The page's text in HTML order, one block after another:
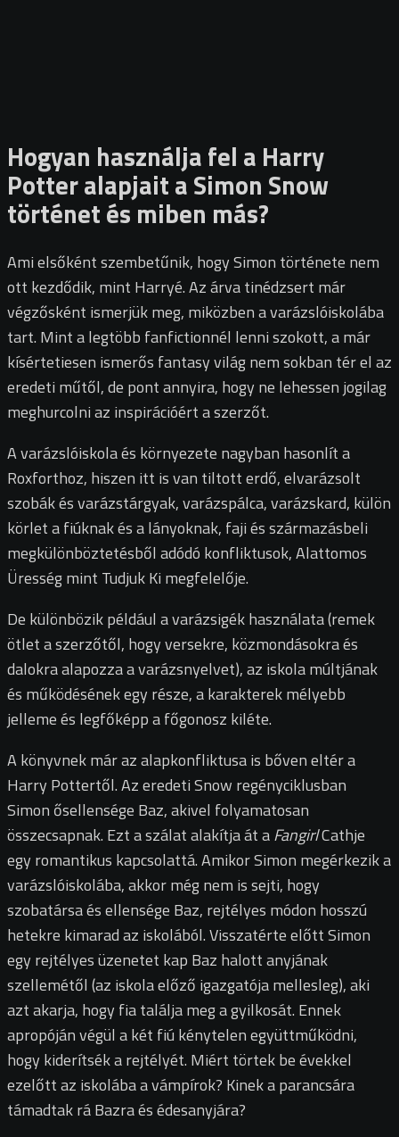
Hogyan használja fel a Harry
Potter alapjait a Simon Snow
történet és miben más?
Ami elsőként szembetűnik, hogy Simon története nem
ott kezdődik, mint Harryé. Az árva tinédzsert már
végzősként ismerjük meg, miközben a varázslóiskolába
tart. Mint a legtöbb fanfictionnél lenni szokott, a már
kísértetiesen ismerős fantasy világ nem sokban tér el az
eredeti műtől, de pont annyira, hogy ne lehessen jogilag
meghurcolni az inspirációért a szerzőt.
A varázslóiskola és környezete nagyban hasonlít a
Roxforthoz, hiszen itt is van tiltott erdő, elvarázsolt
szobák és varázstárgyak, varázspálca, varázskard, külön
körlet a fiúknak és a lányoknak, faji és származásbeli
megkülönböztetésből adódó konfliktusok, Alattomos
Üresség mint Tudjuk Ki megfelelője.
De különbözik például a varázsigék használata (remek
ötlet a szerzőtől, hogy versekre, közmondásokra és
dalokra alapozza a varázsnyelvet), az iskola múltjának
és működésének egy része, a karakterek mélyebb
jelleme és legfőképp a főgonosz kiléte.
A könyvnek már az alapkonfliktusa is bőven eltér a
Harry Pottertől. Az eredeti Snow regényciklusban
Simon ősellensége Baz, akivel folyamatosan
összecsapnak. Ezt a szálat alakítja át aFangirlCathje
egy romantikus kapcsolattá. Amikor Simon megérkezik a
varázslóiskolába, akkor még nem is sejti, hogy
szobatársa és ellensége Baz, rejtélyes módon hosszú
hetekre kimarad az iskolából. Visszatérte előtt Simon
egy rejtélyes üzenetet kap Baz halott anyjának
szellemétől (az iskola előző igazgatója mellesleg), aki
azt akarja, hogy fia találja meg a gyilkosát. Ennek
apropóján végül a két fiú kénytelen együttműködni,
hogy kiderítsék a rejtélyét. Miért törtek be évekkel
ezelőtt az iskolába a vámpírok? Kinek a parancsára
támadtak rá Bazra és édesanyjára?